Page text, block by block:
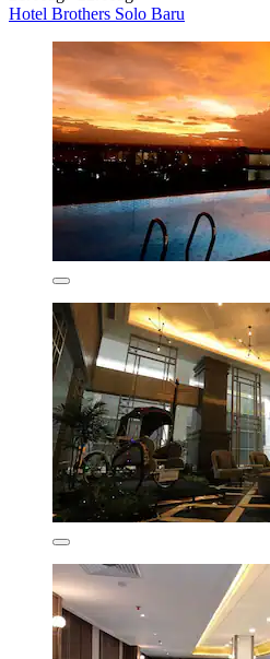
Hotel Brothers Solo Baru